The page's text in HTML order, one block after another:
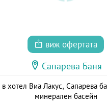
виж офертата
Сапарева Баня
в хотел Виа Лакус, Сапарева
минерален басейн